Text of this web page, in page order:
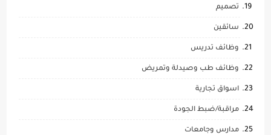
تصميم
سائقين
وظائف تدريس
وظائف طب وصيدلة وتمريض
اسواق تجارية
مراقبة/ضبط الجودة
مدارس وجامعات